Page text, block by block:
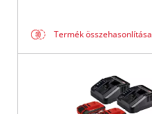
Termék összehasonlítása